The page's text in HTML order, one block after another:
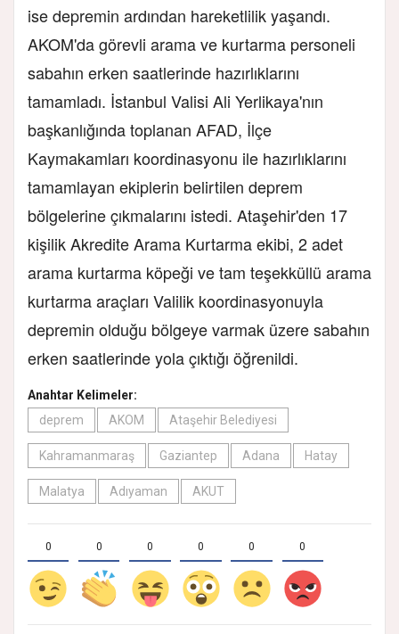
ise depremin ardından hareketlilik yaşandı.
AKOM'da görevli arama ve kurtarma personeli
sabahın erken saatlerinde hazırlıklarını
tamamladı. İstanbul Valisi Ali Yerlikaya'nın
başkanlığında toplanan AFAD, İlçe
Kaymakamları koordinasyonu ile hazırlıklarını
tamamlayan ekiplerin belirtilen deprem
bölgelerine çıkmalarını istedi. Ataşehir'den 17
kişilik Akredite Arama Kurtarma ekibi, 2 adet
arama kurtarma köpeği ve tam teşekküllü arama
kurtarma araçları Valilik koordinasyonuyla
depremin olduğu bölgeye varmak üzere sabahın
erken saatlerinde yola çıktığı öğrenildi.
Anahtar Kelimeler:
deprem
AKOM Ataşehir Belediyesi
Kahramanmaraş Gaziantep Adana Hatay
Malatya Adıyaman AKUT
0 0 0 0 0 0